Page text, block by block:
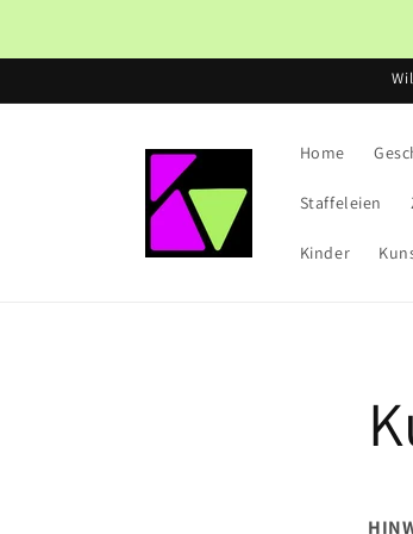
Home
Staffeleien
Kinder